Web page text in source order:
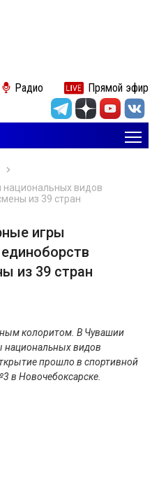
Радио Прямой эфир
видов
из 39 стран
игры
из 39 стран
колоритом. В Чувашии
национальных видов
прошло в спортивной
в Новочебоксарске.